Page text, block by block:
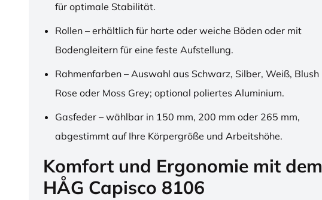
für optimale Stabilität.
Rollen – erhältlich für harte oder weiche Böden oder mit
Bodengleitern für eine feste Aufstellung.
Rahmenfarben – Auswahl aus Schwarz, Silber, Weiß, Blush
Rose oder Moss Grey; optional poliertes Aluminium.
Gasfeder – wählbar in 150 mm, 200 mm oder 265 mm,
abgestimmt auf Ihre Körpergröße und Arbeitshöhe.
Komfort und Ergonomie mit dem
HÅG Capisco 8106